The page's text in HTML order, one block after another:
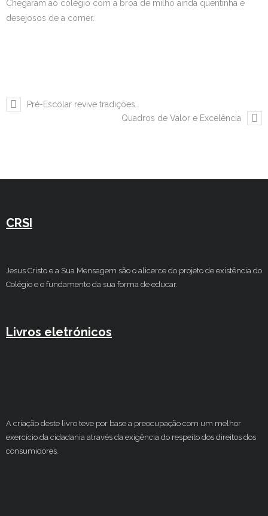
Estudar no CRSI
Chegaram ao colégio com a broa de milho ainda quentinha e
desejosos de a comer.
Pré-Escolar revive tradições…
Quadros de Valor e Excelência
CRSI
Jesus Cristo e a Sua Mensagem são o alicerce do projeto de existência do
Colégio e o fundamento da sua forma de educar.
Livros eletrónicos
A criação deste livro teve por base a preocupação com um melhor
exercício da cidadania através da exigência do respeito dos direitos dos
consumidores.